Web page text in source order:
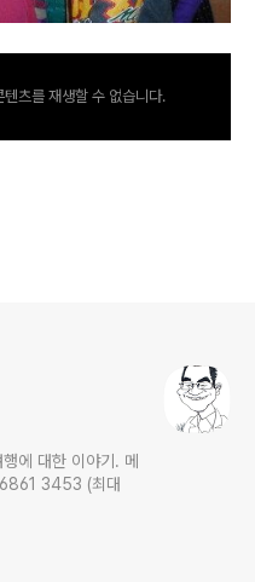
츠를 재생할 수 없습니다.
에 대한 이야기. 메
3453 (최대